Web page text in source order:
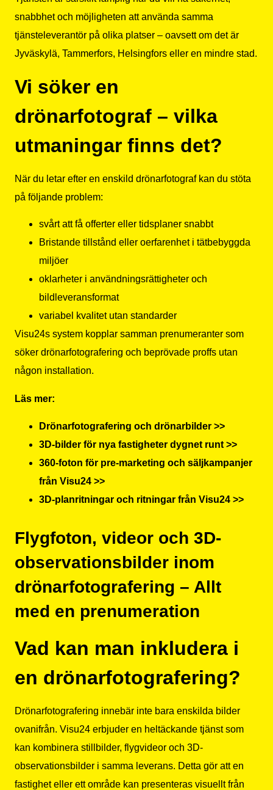
snabbhet och möjligheten att använda samma
tjänsteleverantör på olika platser – oavsett om det är
Jyväskylä, Tammerfors, Helsingfors eller en mindre stad.
Vi söker en
drönarfotograf – vilka
utmaningar finns det?
När du letar efter en enskild drönarfotograf kan du stöta
på följande problem:
svårt att få offerter eller tidsplaner snabbt
Bristande tillstånd eller oerfarenhet i tätbebyggda
miljöer
oklarheter i användningsrättigheter och
bildleveransformat
variabel kvalitet utan standarder
Visu24s system kopplar samman prenumeranter som
söker drönarfotografering och beprövade proffs utan
någon installation.
Läs mer:
Drönarfotografering och drönarbilder >>
3D-bilder för nya fastigheter dygnet runt >>
360-foton för pre-marketing och säljkampanjer
från Visu24 >>
3D-planritningar och ritningar från Visu24 >>
Flygfoton, videor och 3D-
observationsbilder inom
drönarfotografering – Allt
med en prenumeration
Vad kan man inkludera i
en drönarfotografering?
Drönarfotografering innebär inte bara enskilda bilder
ovanifrån. Visu24 erbjuder en heltäckande tjänst som
kan kombinera stillbilder, flygvideor och 3D-
observationsbilder i samma leverans. Detta gör att en
fastighet eller ett område kan presenteras visuellt från